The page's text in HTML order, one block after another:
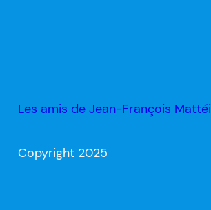
Les amis de Jean-François Mattéi
Copyright 2025